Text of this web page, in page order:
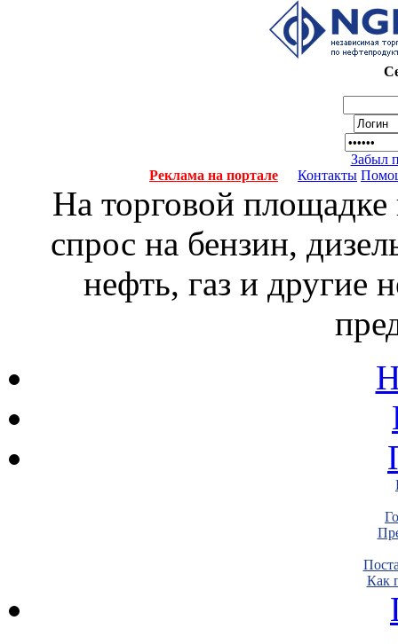
Забыл
Реклама на портале
Контакты
На торговой
спрос на бензин,
нефть, газ и другие
Как